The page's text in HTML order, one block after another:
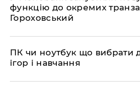
функцію до окремих
Гороховський
ПК чи ноутбук що вибрати
ігор і навчання